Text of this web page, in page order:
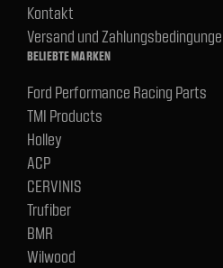
Kontakt
Versand und
BELIEBTE MARKEN
Ford Performance Racing Parts
TMI Products
Holley
ACP
CERVINIS
Trufiber
BMR
Wilwood